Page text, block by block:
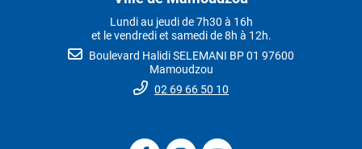
Lundi au jeudi de 7h30 à 16h
et le vendredi et samedi de 8h à 12h.
Boulevard Halidi SELEMANI BP 01 97600
Mamoudzou
02 69 66 50 10